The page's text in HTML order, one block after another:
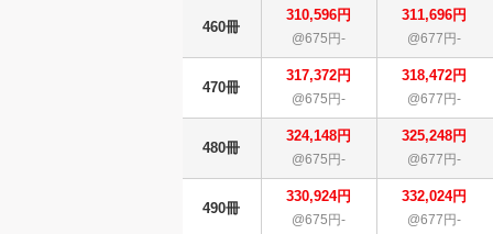
460冊
310,596円
@675円-
311,696円
@677円-
470冊
317,372円
@675円-
318,472円
@677円-
480冊
324,148円
@675円-
325,248円
@677円-
490冊
330,924円
@675円-
332,024円
@677円-